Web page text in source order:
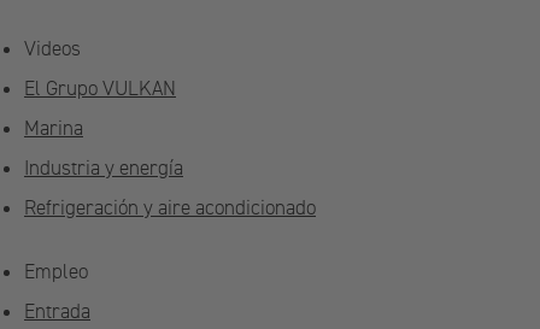
Videos
El Grupo VULKAN
Marina
Industria y energía
Refrigeración y aire acondicionado
Empleo
Entrada